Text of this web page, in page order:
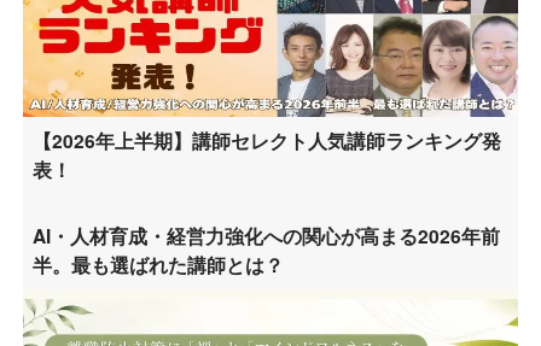
【2026年上半期】講師セレクト人気講師ランキング発
表！
AI・人材育成・経営力強化への関心が高まる2026年前
半。最も選ばれた講師とは？